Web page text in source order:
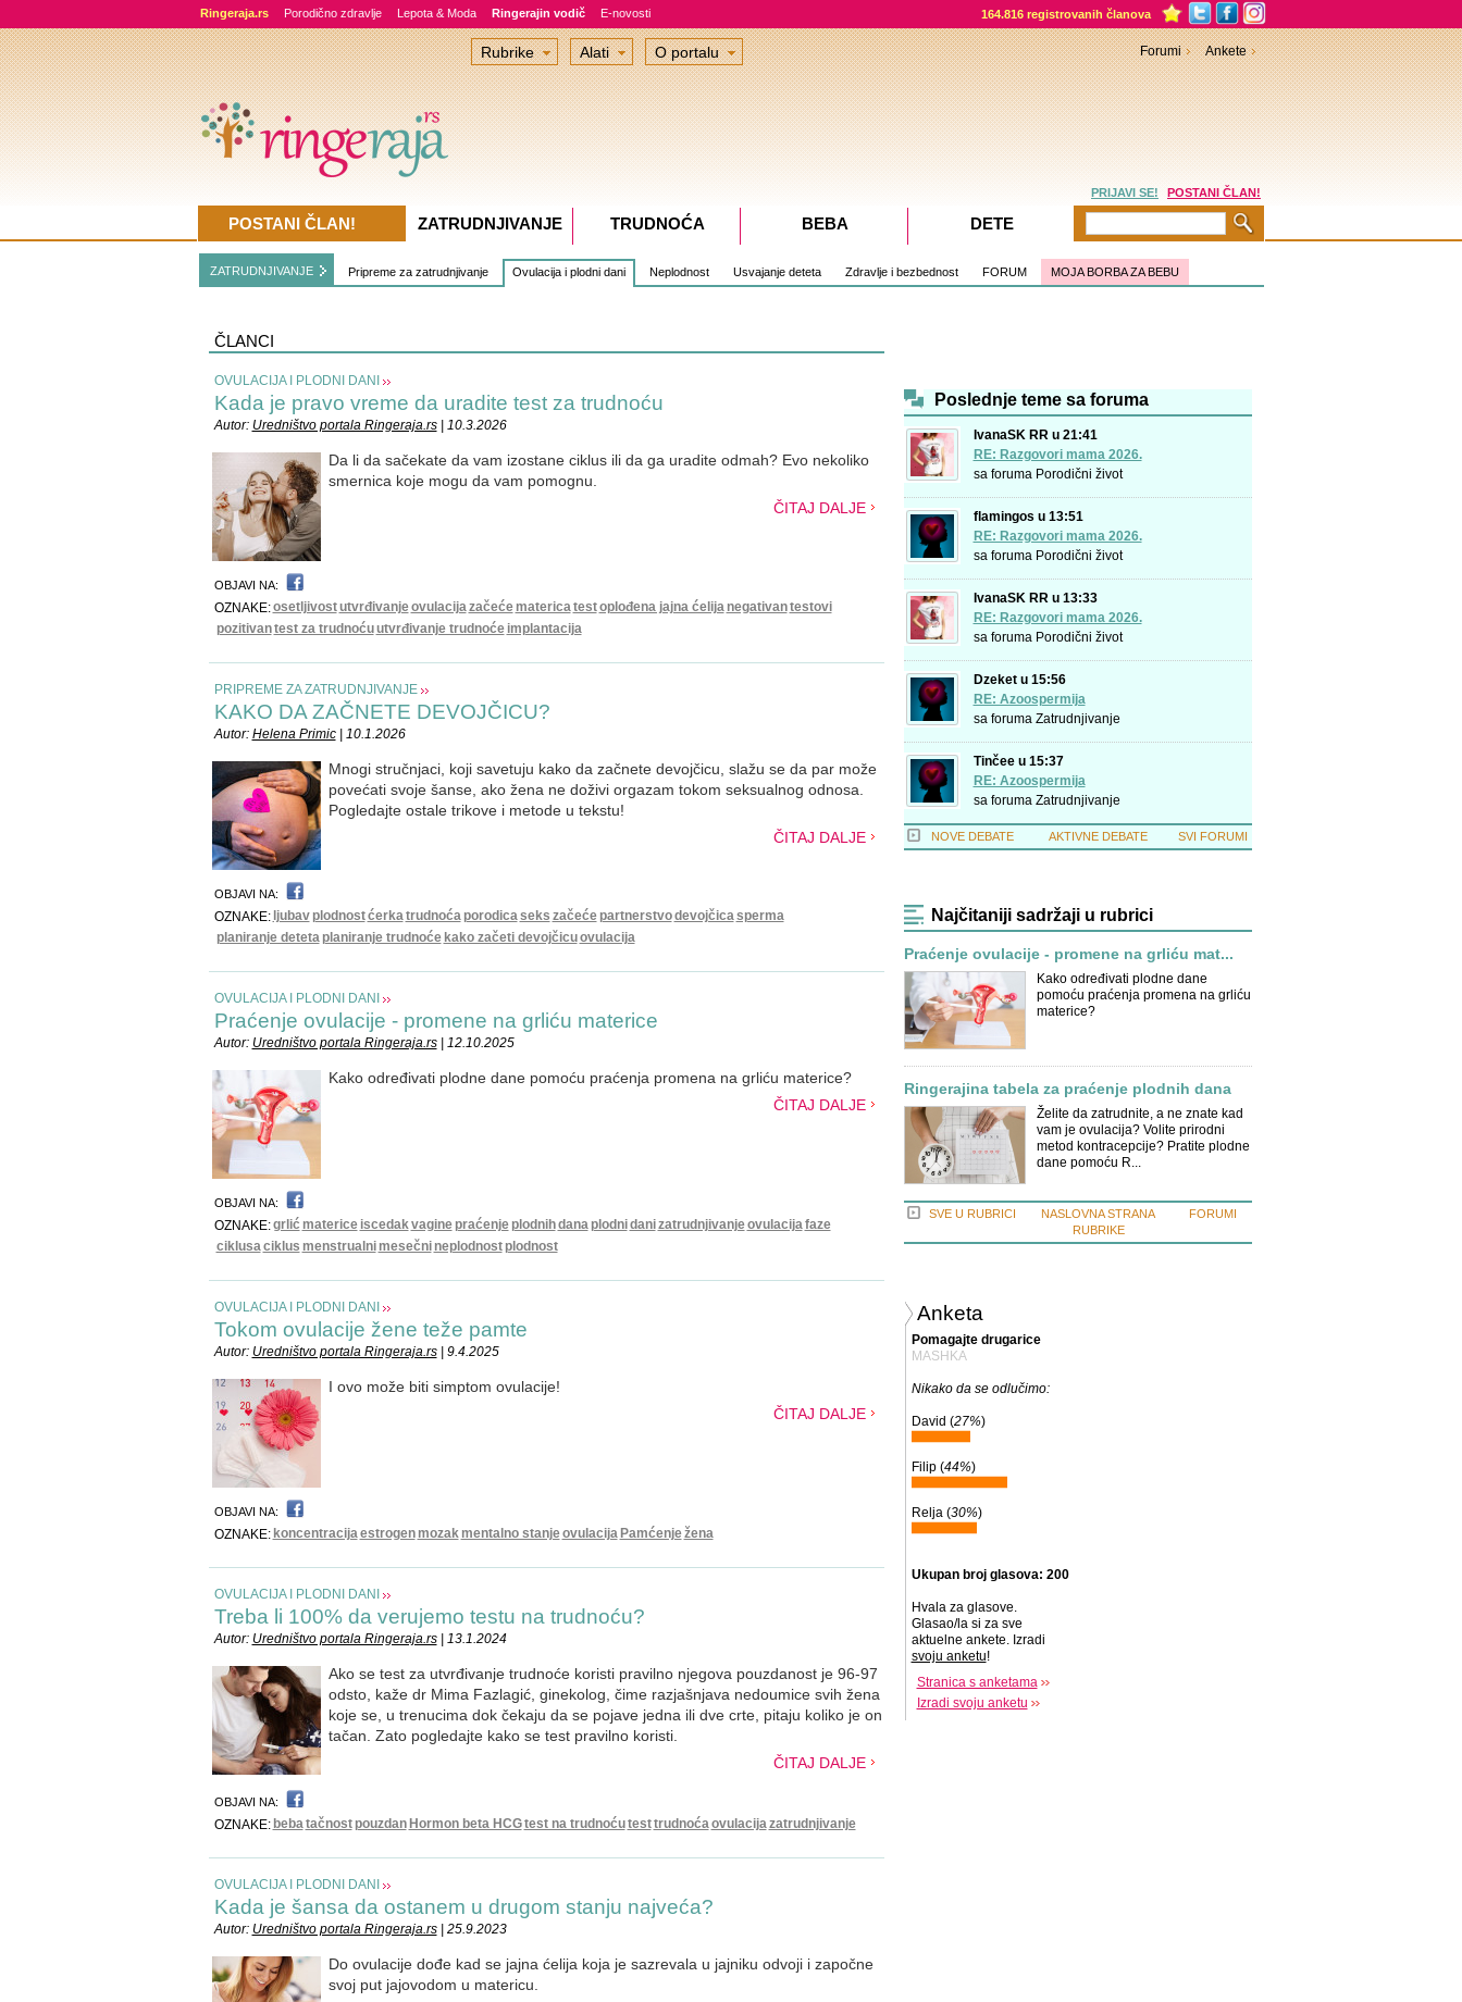
Ringeraja.rs Porodično zdravlje Lepota & Moda Ringerajin vodič E-novosti 164.816 registrovanih članova
ZATRUDNJIVANJE Pripreme za zatrudnjivanje Ovulacija i plodni dani Neplodnost Usvajanje deteta Zdravlje i bezbednost FORUM MOJA BORBA ZA BEBU
ČLANCI
OVULACIJA I PLODNI DANI
Kada je pravo vreme da uradite test za trudnoću
Autor: Uredništvo portala Ringeraja.rs| 10.3.2026
Da li da sačekate da vam izostane ciklus ili da ga uradite odmah? Evo nekoliko
smernica koje mogu da vam pomognu.
ČITAJ DALJE
OBJAVI NA:
OZNAKE:osetljivostutvrđivanjeovulacijazačeće matericatestoplođena jajna ćelija negativantestovi
pozitivantest za trudnoćuutvrđivanje trudnoće implantacija
PRIPREME ZA ZATRUDNJIVANJE
KAKO DA ZAČNETE DEVOJČICU?
Autor: Helena Primic| 10.1.2026
Mnogi stručnjaci, koji savetuju kako da začnete devojčicu, slažu se da par može
povećati svoje šanse, ako žena ne doživi orgazam tokom seksualnog odnosa.
Pogledajte ostale trikove i metode u tekstu!
ČITAJ DALJE
OBJAVI NA:
OZNAKE: ljubav plodnostćerkatrudnoća porodicaseks začeće partnerstvodevojčicasperma
planiranje deteta planiranje trudnoće kako začeti devojčicuovulacija
OVULACIJA I PLODNI DANI
Praćenje ovulacije - promene na grliću materice
Autor: Uredništvo portala Ringeraja.rs| 12.10.2025
Kako određivati plodne dane pomoću praćenja promena na grliću materice?
ČITAJ DALJE
OBJAVI NA:
OZNAKE:grlić materice iscedakvagine praćenje plodnihdana plodnidanizatrudnjivanjeovulacijafaze
ciklusaciklus menstrualni mesečni neplodnost plodnost
OVULACIJA I PLODNI DANI
Tokom ovulacije žene teže pamte
Autor: Uredništvo portala Ringeraja.rs| 9.4.2025
I ovo može biti simptom ovulacije!
ČITAJ DALJE
OBJAVI NA:
OZNAKE: koncentracijaestrogen mozak mentalno stanjeovulacija Pamćenježena
OVULACIJA I PLODNI DANI
Treba li 100% da verujemo testu na trudnoću?
Autor: Uredništvo portala Ringeraja.rs| 13.1.2024
Ako se test za utvrđivanje trudnoće koristi pravilno njegova pouzdanost je 96-97
odsto, kaže dr Mima Fazlagić, ginekolog, čime razjašnjava nedoumice svih žena
koje se, u trenucima dok čekaju da se pojave jedna ili dve crte, pitaju koliko je on
tačan. Zato pogledajte kako se test pravilno koristi.
ČITAJ DALJE
OBJAVI NA:
OZNAKE: bebatačnost pouzdan Hormon beta HCGtest na trudnoćutesttrudnoćaovulacijazatrudnjivanje
OVULACIJA I PLODNI DANI
Kada je šansa da ostanem u drugom stanju najveća?
Autor: Uredništvo portala Ringeraja.rs| 25.9.2023
Do ovulacije dođe kad se jajna ćelija koja je sazrevala u jajniku odvoji i započne
svoj put jajovodom u matericu.
Poslednje teme sa foruma
IvanaSK RR u 21:41
RE: Razgovori mama 2026.
sa foruma Porodični život
flamingos u 13:51
RE: Razgovori mama 2026.
sa foruma Porodični život
IvanaSK RR u 13:33
RE: Razgovori mama 2026.
sa foruma Porodični život
Dzeket u 15:56
RE: Azoospermija
sa foruma Zatrudnjivanje
Tinčee u 15:37
RE: Azoospermija
sa foruma Zatrudnjivanje
NOVE DEBATE AKTIVNE DEBATE SVI FORUMI
Najčitaniji sadržaji u rubrici
Praćenje ovulacije - promene na grliću mat...
Kako određivati plodne dane
pomoću praćenja promena na grliću
materice?
Ringerajina tabela za praćenje plodnih dana
Želite da zatrudnite, a ne znate kad
vam je ovulacija? Volite prirodni
metod kontracepcije? Pratite plodne
dane pomoću R...
SVE U RUBRICI
NASLOVNA STRANA
RUBRIKE
FORUMI
Anketa
Pomagajte drugarice
MASHKA
Nikako da se odlučimo:
David (27%)
Filip (44%)
Relja (30%)
Ukupan broj glasova: 200
Hvala za glasove.
Glasao/la si za sve
aktuelne ankete. Izradi
svoju anketu!
Stranica s anketama
Izradi svoju anketu
Rubrike Alati O portalu Forumi Ankete
PRIJAVI SE! POSTANI ČLAN!
POSTANI ČLAN! ZATRUDNJIVANJE TRUDNOĆA BEBA DETE